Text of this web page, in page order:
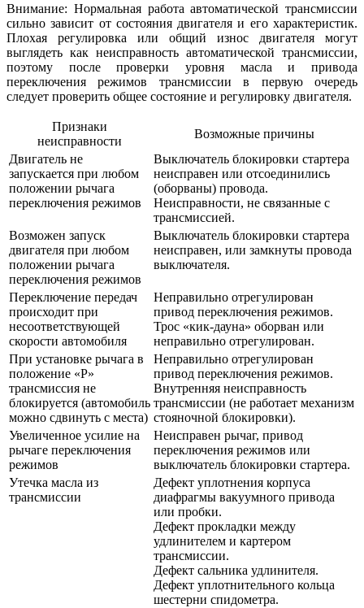
Внимание: Нормальная работа автоматической трансмиссии
сильно зависит от состояния двигателя и его характеристик.
Плохая регулировка или общий износ двигателя могут
выглядеть как неисправность автоматической трансмиссии,
поэтому после проверки уровня масла и привода
переключения режимов трансмиссии в первую очередь
следует проверить общее состояние и регулировку двигателя.
Признаки
неисправности
Возможные причины
Двигатель не
запускается при любом
положении рычага
переключения режимов
Выключатель блокировки стартера
неисправен или отсоединились
(оборваны) провода.
Неисправности, не связанные с
трансмиссией.
Возможен запуск
двигателя при любом
положении рычага
переключения режимов
Выключатель блокировки стартера
неисправен, или замкнуты провода
выключателя.
Переключение передач
происходит при
несоответствующей
скорости автомобиля
Неправильно отрегулирован
привод переключения режимов.
Трос «кик-дауна» оборван или
неправильно отрегулирован.
При установке рычага в
положение «Р»
трансмиссия не
блокируется (автомобиль
можно сдвинуть с места)
Неправильно отрегулирован
привод переключения режимов.
Внутренняя неисправность
трансмиссии (не работает механизм
стояночной блокировки).
Увеличенное усилие на
рычаге переключения
режимов
Неисправен рычаг, привод
переключения режимов или
выключатель блокировки стартера.
Утечка масла из
трансмиссии
Дефект уплотнения корпуса
диафрагмы вакуумного привода
или пробки.
Дефект прокладки между
удлинителем и картером
трансмиссии.
Дефект сальника удлинителя.
Дефект уплотнительного кольца
шестерни спидометра.